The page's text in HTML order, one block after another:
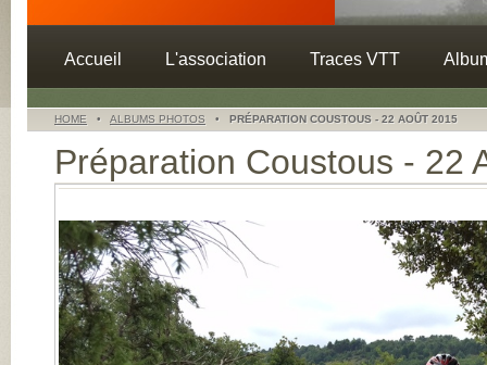
Accueil L'association Traces VTT
HOME • ALBUMS PHOTOS • PRÉPARATION COUSTOUS - 22 AOÛT 2015
Préparation Coustous - 22